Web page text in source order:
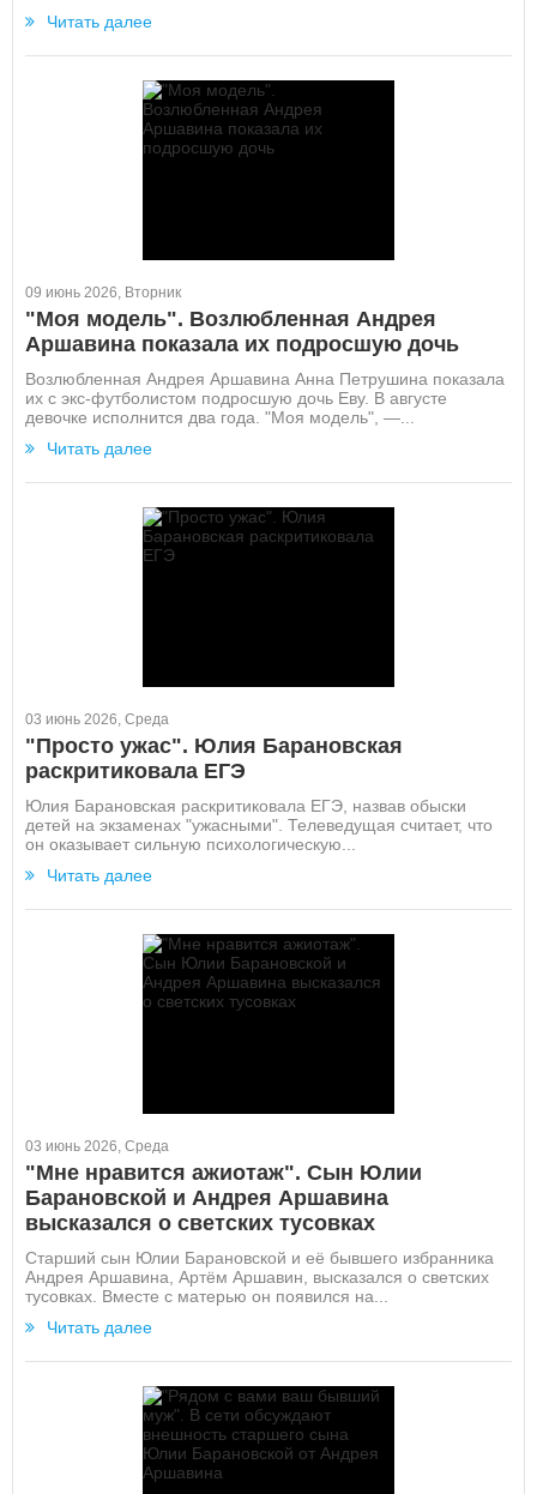
Читать далее
09 июнь 2026, Вторник
"Моя модель". Возлюбленная Андрея
Аршавина показала их подросшую дочь
Возлюбленная Андрея Аршавина Анна Петрушина показала
их с экс-футболистом подросшую дочь Еву. В августе
девочке исполнится два года. "Моя модель", —...
Читать далее
03 июнь 2026, Среда
"Просто ужас". Юлия Барановская
раскритиковала ЕГЭ
Юлия Барановская раскритиковала ЕГЭ, назвав обыски
детей на экзаменах "ужасными". Телеведущая считает, что
он оказывает сильную психологическую...
Читать далее
03 июнь 2026, Среда
"Мне нравится ажиотаж". Сын Юлии
Барановской и Андрея Аршавина
высказался о светских тусовках
Старший сын Юлии Барановской и её бывшего избранника
Андрея Аршавина, Артём Аршавин, высказался о светских
тусовках. Вместе с матерью он появился на...
Читать далее